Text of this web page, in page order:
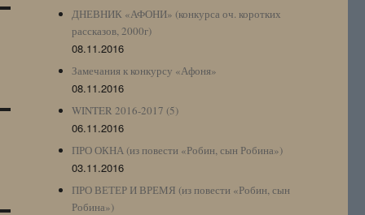
ДНЕВНИК «АФОНИ» (конкурса оч. коротких
рассказов, 2000г)
08.11.2016
Замечания к конкурсу «Афоня»
08.11.2016
WINTER 2016-2017 (5)
06.11.2016
ПРО ОКНА (из повести «Робин, сын Робина»)
03.11.2016
ПРО ВЕТЕР И ВРЕМЯ (из повести «Робин, сын
Робина»)